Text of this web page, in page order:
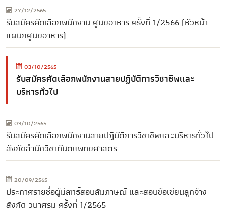
27/12/2565
รับสมัครคัดเลือกพนักงาน ศูนย์อาหาร ครั้งที่ 1/2566 (หัวหน้า
แผนกศูนย์อาหาร)
03/10/2565
รับสมัครคัดเลือกพนักงานสายปฏิบัติการวิชาชีพและ
บริหารทั่วไป
03/10/2565
รับสมัครคัดเลือกพนักงานสายปฏิบัติการวิชาชีพและบริหารทั่วไป
สังกัดสำนักวิชาทันตแพทยศาสตร์
20/09/2565
ประกาศรายชื่อผู้มีสิทธิ์สอบสัมภาษณ์ และสอบข้อเขียนลูกจ้าง
สังกัด วนาศรม ครั้งที่ 1/2565